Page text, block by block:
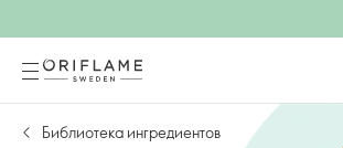
Библиотека ингредиентов